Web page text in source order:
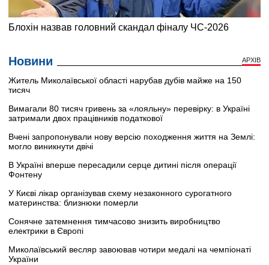
Новини АРХІВ
Житель Миколаївської області нарубав дубів майже на 150
тисяч
Вимагали 80 тисяч гривень за «лояльну» перевірку: в Україні
затримали двох працівників податкової
Вчені запропонували нову версію походження життя на Землі:
могло виникнути двічі
В Україні вперше пересадили серце дитині після операції
Фонтену
У Києві лікар організував схему незаконного сурогатного
материнства: близнюки померли
Сонячне затемнення тимчасово знизить виробництво
електрики в Європі
Миколаївський весляр завоював чотири медалі на чемпіонаті
України